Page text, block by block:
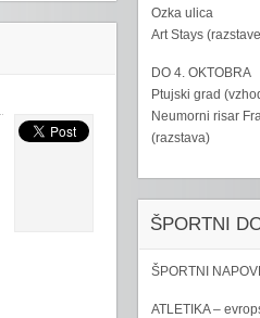
Ozka ulica
Art Stays
DO 4. OKTOBRA
Ptujski grad
Neumorni risar
(razstava)
ŠPORTNI
ŠPORTNI
ATLETIKA –